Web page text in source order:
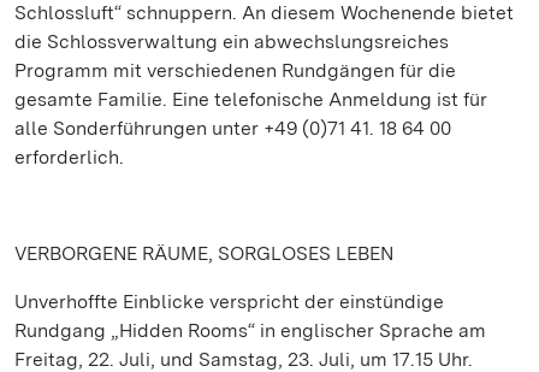
Schlossluft“ schnuppern. An diesem Wochenende bietet
die Schlossverwaltung ein abwechslungsreiches
Programm mit verschiedenen Rundgängen für die
gesamte Familie. Eine telefonische Anmeldung ist für
alle Sonderführungen unter +49 (0)71 41. 18 64 00
erforderlich.
VERBORGENE RÄUME, SORGLOSES LEBEN
Unverhoffte Einblicke verspricht der einstündige
Rundgang „Hidden Rooms“ in englischer Sprache am
Freitag, 22. Juli, und Samstag, 23. Juli, um 17.15 Uhr.